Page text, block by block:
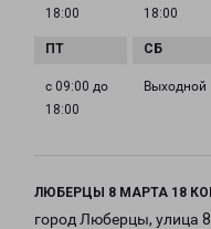
18:00
18:00
с 09:00 до
18:00
Выходной
ЛЮБЕРЦЫ 8 МАРТА 18
город Люберцы, улица